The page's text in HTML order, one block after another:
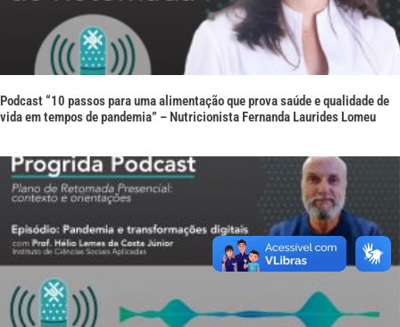
Podcast “10 passos para uma alimentação que prova saúde e qualidade de
vida em tempos de pandemia” – Nutricionista Fernanda Laurides Lomeu